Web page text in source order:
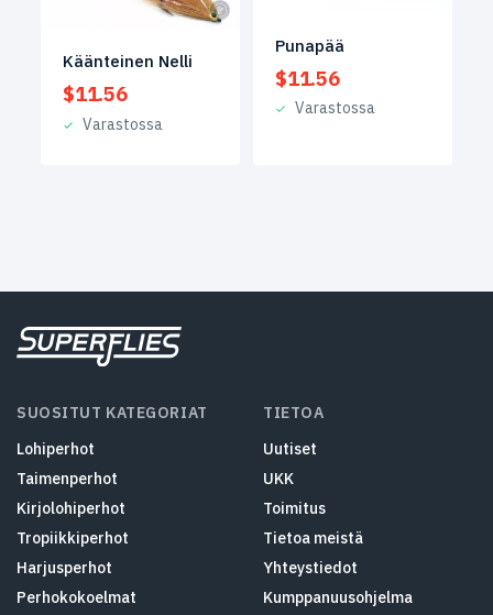
Käänteinen Nelli
$11.56
Varastossa
Punapää
$11.56
Varastossa
SUOSITUT KATEGORIAT
Lohiperhot
Taimenperhot
Kirjolohiperhot
Tropiikkiperhot
Harjusperhot
Perhokokoelmat
TIETOA
Uutiset
UKK
Toimitus
Tietoa meistä
Yhteystiedot
Kumppanuusohjelma